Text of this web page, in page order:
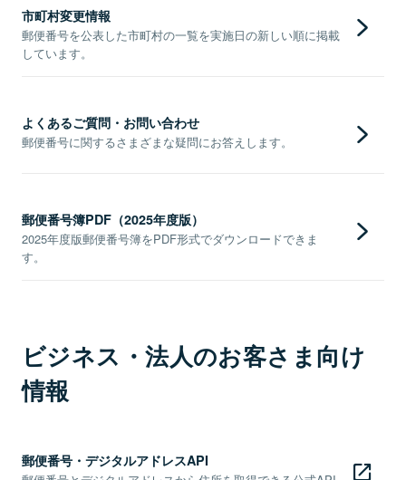
市町村変更情報
郵便番号を公表した市町村の一覧を実施日の新しい順に掲載
しています。
よくあるご質問・お問い合わせ
郵便番号に関するさまざまな疑問にお答えします。
郵便番号簿PDF（2025年度版）
2025年度版郵便番号簿をPDF形式でダウンロードできま
す。
ビジネス・法人のお客さま向け
情報
郵便番号・デジタルアドレスAPI